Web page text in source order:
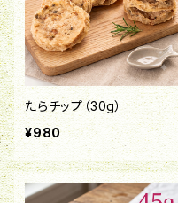
たらチップ（30g）
¥980